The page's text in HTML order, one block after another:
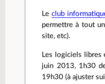
Leclub
permettre à tout
site, etc).
Les logiciels libres
juin 2013, 1h30
19h30 (à ajuster